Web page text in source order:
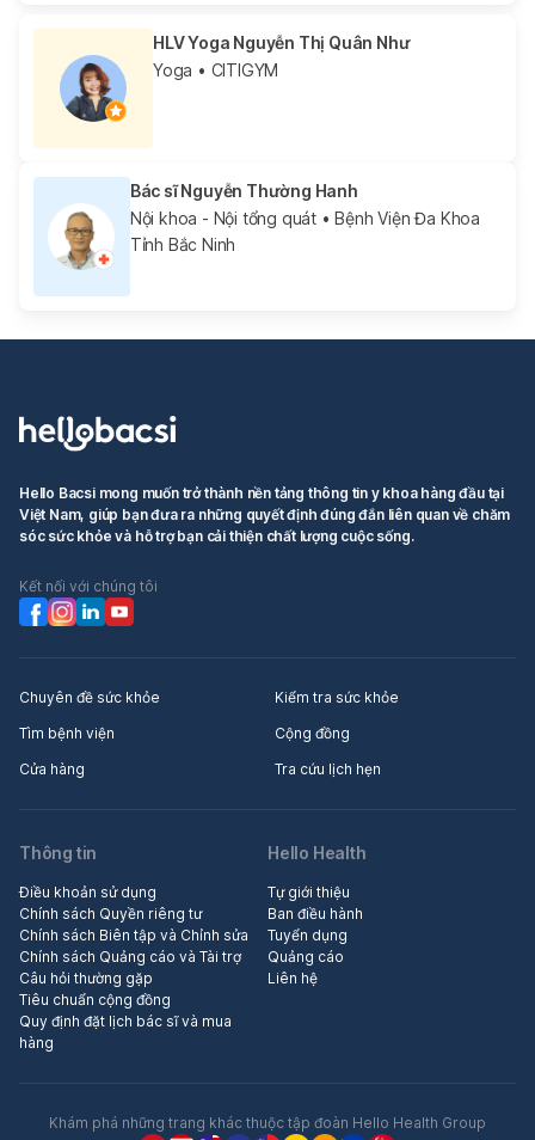
HLV Yoga Nguyễn Thị Quân Như
Yoga • CITIGYM
Bác sĩ Nguyễn Thường Hanh
Nội khoa - Nội tổng quát• Bệnh Viện Đa Khoa
Tỉnh Bắc Ninh
Hello Bacsi mong muốn trở thành nền tảng thông tin y khoa hàng đầu tại
Việt Nam, giúp bạn đưa ra những quyết định đúng đắn liên quan về chăm
sóc sức khỏe và hỗ trợ bạn cải thiện chất lượng cuộc sống.
Kết nối với chúng tôi
Chuyên đề sức khỏe
Kiểm tra sức khỏe
Tìm bệnh viện
Cộng đồng
Cửa hàng
Tra cứu lịch hẹn
Thông tin
Điều khoản sử dụng
Chính sách Quyền riêng tư
Chính sách Biên tập và Chỉnh sửa
Chính sách Quảng cáo và Tài trợ
Câu hỏi thường gặp
Tiêu chuẩn cộng đồng
Quy định đặt lịch bác sĩ và mua
hàng
Hello Health
Tự giới thiệu
Ban điều hành
Tuyển dụng
Quảng cáo
Liên hệ
Khám phá những trang khác thuộc tập đoàn Hello Health Group